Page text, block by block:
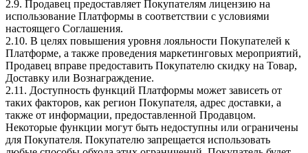
2.9. Продавец предоставляет Покупателям лицензию на
использование Платформы в соответствии с условиями
настоящего Соглашения.
2.10. В целях повышения уровня лояльности Покупателей к
Платформе, а также проведения маркетинговых мероприятий,
Продавец вправе предоставить Покупателю скидку на Товар,
Доставку или Вознаграждение.
2.11. Доступность функций Платформы может зависеть от
таких факторов, как регион Покупателя, адрес доставки, а
также от информации, предоставленной Продавцом.
Некоторые функции могут быть недоступны или ограничены
для Покупателя. Покупателю запрещается использовать